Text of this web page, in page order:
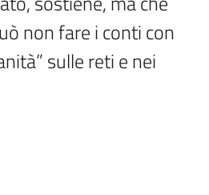
non fare i conti con
sulle reti e nei